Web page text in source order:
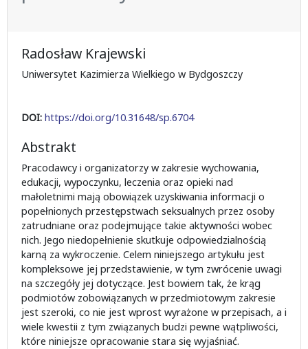
Radosław Krajewski
Uniwersytet Kazimierza Wielkiego w Bydgoszczy
DOI: https://doi.org/10.31648/sp.6704
Abstrakt
Pracodawcy i organizatorzy w zakresie wychowania,
edukacji, wypoczynku, leczenia oraz opieki nad
małoletnimi mają obowiązek uzyskiwania informacji o
popełnionych przestępstwach seksualnych przez osoby
zatrudniane oraz podejmujące takie aktywności wobec
nich. Jego niedopełnienie skutkuje odpowiedzialnością
karną za wykroczenie. Celem niniejszego artykułu jest
kompleksowe jej przedstawienie, w tym zwrócenie uwagi
na szczegóły jej dotyczące. Jest bowiem tak, że krąg
podmiotów zobowiązanych w przedmiotowym zakresie
jest szeroki, co nie jest wprost wyrażone w przepisach, a i
wiele kwestii z tym związanych budzi pewne wątpliwości,
które niniejsze opracowanie stara się wyjaśniać.